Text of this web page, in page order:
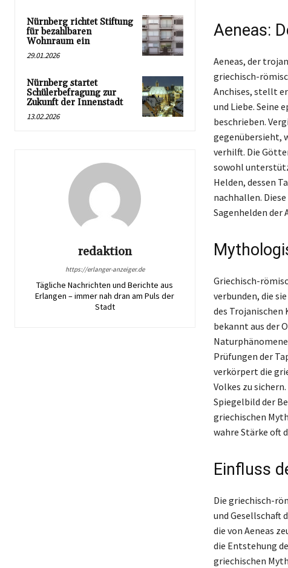
Nürnberg richtet Stiftung
für bezahlbaren
Wohnraum ein
29.01.2026
Nürnberg startet
Schülerbefragung zur
Zukunft der Innenstadt
13.02.2026
redaktion
https://erlanger-anzeiger.de
Tägliche Nachrichten und Berichte aus
Erlangen – immer nah dran am Puls der
Stadt
Aeneas:
Aeneas, der
griechisch-
Anchises, stellt
und Liebe. Seine
beschrieben.
gegenübersieht,
verhilft. Die
sowohl
Helden, dessen
nachhallen.
Sagenhelden der
Griechisch-
verbunden, die
des
bekannt aus der
Prüfungen der
verkörpert die
Volkes zu
Spiegelbild der
griechischen
wahre Stärke oft
Einfluss
Die griechisch-
und Gesellschaft
die von Aeneas
die Entstehung
griechischen